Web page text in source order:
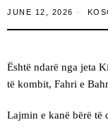
JUNE 12, 2026
Është ndarë nga jeta
të kombit, Fahri e
Lajmin e kanë bërë të